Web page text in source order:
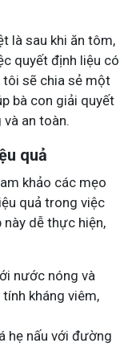
là sau khi ăn tôm,
quyết định liệu có
tôi sẽ chia sẻ một
bà con giải quyết
an toàn.
quả
khảo các mẹo
quả trong việc
dễ thực hiện,
nước nóng và
kháng viêm,
hẹ nấu với đường